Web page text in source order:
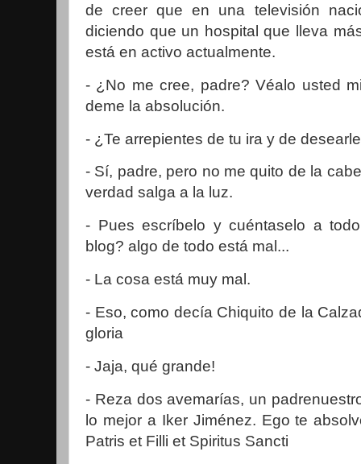
de creer que en una televisión
diciendo que un hospital que lleva
está en activo actualmente.
- ¿No me cree, padre? Véalo usted
deme la absolución.
- ¿Te arrepientes de tu ira y de
- Sí, padre, pero no me quito de la
verdad salga a la luz.
- Pues escríbelo y cuéntaselo a
blog? algo de todo está mal...
- La cosa está muy mal.
- Eso, como decía Chiquito de la
gloria
- Jaja, qué grande!
- Reza dos avemarías, un
lo mejor a Iker Jiménez. Ego te
Patris et Filli et Spiritus Sancti